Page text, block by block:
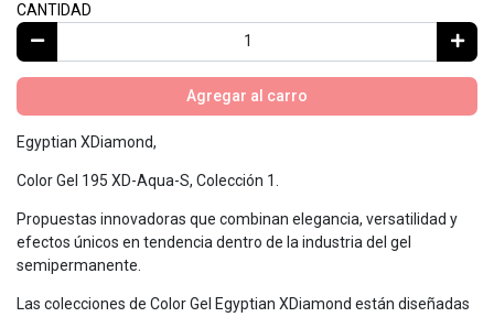
CANTIDAD
Agregar al carro
Egyptian XDiamond,
Color Gel 195 XD-Aqua-S, Colección 1.
Propuestas innovadoras que combinan elegancia, versatilidad y
efectos únicos en tendencia dentro de la industria del gel
semipermanente.
Las colecciones de Color Gel Egyptian XDiamond están diseñadas